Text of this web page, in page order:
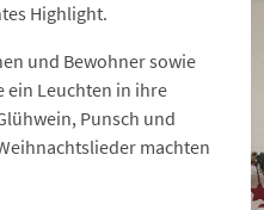
Highlight.
und Bewohner sowie
ein Leuchten in ihre
Punsch und
machten